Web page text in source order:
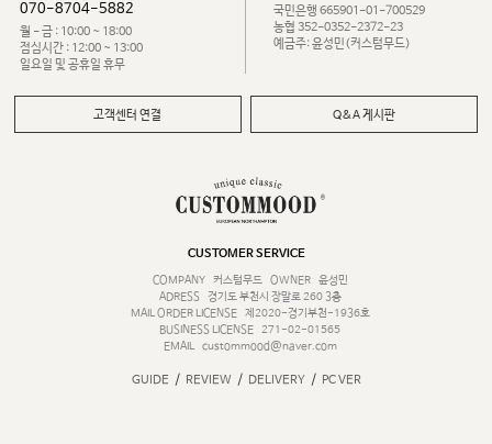
070-8704-5882
월 - 금 : 10:00 ~ 18:00
점심시간 : 12:00 ~ 13:00
일요일 및 공휴일 휴무
국민은행 665901-01-700529
농협 352-0352-2372-23
예금주: 윤성민(커스텀무드)
고객센터 연결 Q&A 게시판
CUSTOMER SERVICE
COMPANY
커스텀무드 OWNER
윤성민
ADRESS
경기도 부천시 장말로 260 3층
MAIL ORDER LICENSE
제2020-경기부천-1936호
BUSINESS LICENSE 271-02-01565
EMAIL
custommood@naver.com
GUIDE / REVIEW / DELIVERY / PC VER